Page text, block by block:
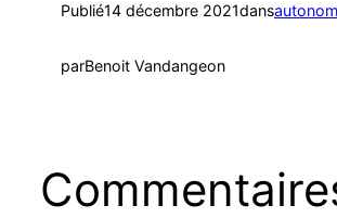
Publié14 décembre 2021dans
parBenoit Vandangeon